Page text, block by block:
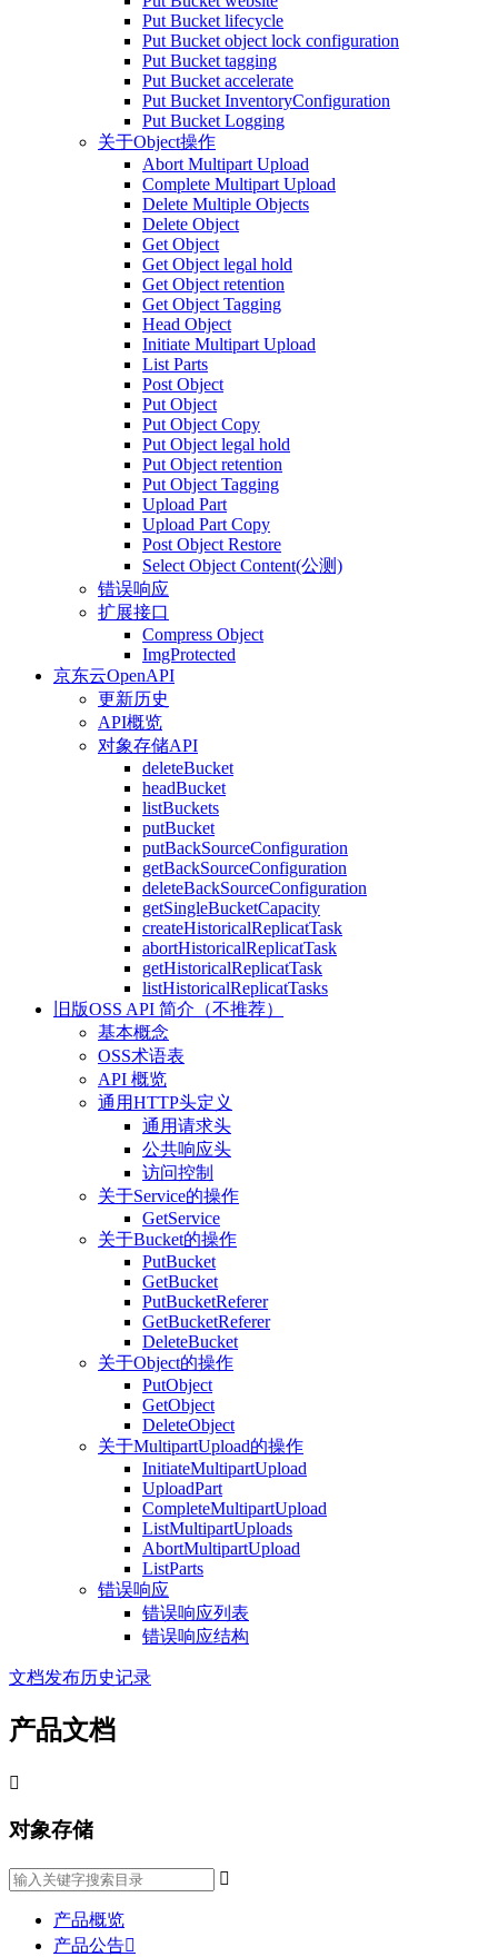
Put Bucket lifecycle
Put Bucket object lock configuration
Put Bucket tagging
Put Bucket accelerate
Put Bucket InventoryConfiguration
Put Bucket Logging
关于Object操作
Abort Multipart Upload
Complete Multipart Upload
Delete Multiple Objects
Delete Object
Get Object
Get Object legal hold
Get Object retention
Get Object Tagging
Head Object
Initiate Multipart Upload
List Parts
Post Object
Put Object
Put Object Copy
Put Object legal hold
Put Object retention
Put Object Tagging
Upload Part
Upload Part Copy
Post Object Restore
Select Object Content(公测)
错误响应
扩展接口
Compress Object
ImgProtected
京东云OpenAPI
更新历史
API概览
对象存储API
deleteBucket
headBucket
listBuckets
putBucket
putBackSourceConfiguration
getBackSourceConfiguration
deleteBackSourceConfiguration
getSingleBucketCapacity
createHistoricalReplicatTask
abortHistoricalReplicatTask
getHistoricalReplicatTask
listHistoricalReplicatTasks
旧版OSS API 简介（不推荐）
基本概念
OSS术语表
API 概览
通用HTTP头定义
通用请求头
公共响应头
访问控制
关于Service的操作
GetService
关于Bucket的操作
PutBucket
GetBucket
PutBucketReferer
GetBucketReferer
DeleteBucket
关于Object的操作
PutObject
GetObject
DeleteObject
关于MultipartUpload的操作
InitiateMultipartUpload
UploadPart
CompleteMultipartUpload
ListMultipartUploads
AbortMultipartUpload
ListParts
错误响应
错误响应列表
错误响应结构
文档发布历史记录
产品文档

对象存储

产品概览
产品公告